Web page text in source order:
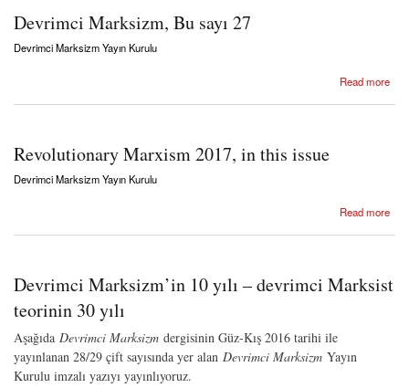
Devrimci Marksizm, Bu sayı 27
Devrimci Marksizm Yayın Kurulu
Read more
Revolutionary Marxism 2017, in this issue
Devrimci Marksizm Yayın Kurulu
Read more
Devrimci Marksizm’in 10 yılı – devrimci Marksist
teorinin 30 yılı
Aşağıda Devrimci Marksizm dergisinin Güz-Kış 2016 tarihi ile
yayınlanan 28/29 çift sayısında yer alan Devrimci Marksizm Yayın
Kurulu imzalı yazıyı yayınlıyoruz.